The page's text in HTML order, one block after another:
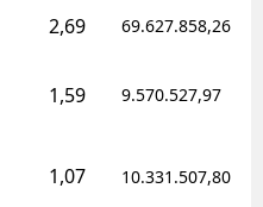
2,69 69.627.858,26
1,59 9.570.527,97
1,07 10.331.507,80